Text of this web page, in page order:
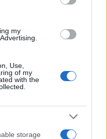
my
Use,
of my
with the
storage
η σύζυγός του